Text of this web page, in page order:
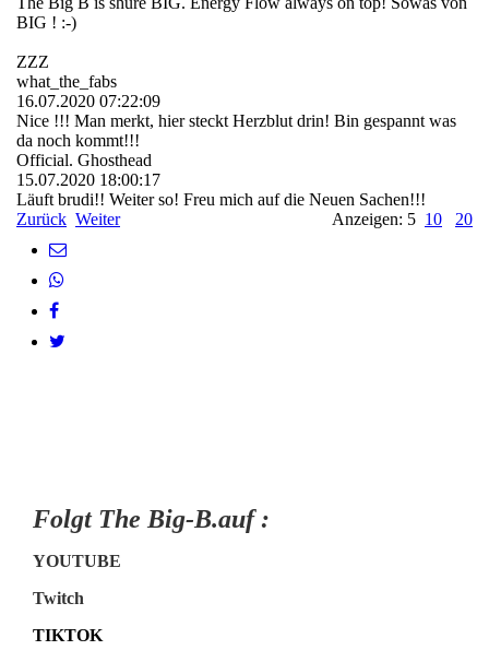
BIG ! :-)
ZZZ
what_the_fabs
16.07.2020 07:22:09
Nice !!! Man merkt, hier steckt Herzblut drin! Bin gespannt was
da noch kommt!!!
Official. Ghosthead
15.07.2020 18:00:17
Läuft brudi!! Weiter so! Freu mich auf die Neuen Sachen!!!
Zurück Weiter Anzeigen: 5 10 20
Folgt The Big-B.auf :
YOUTUBE
Twitch
TIKTOK